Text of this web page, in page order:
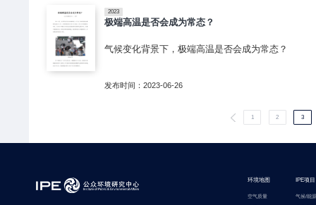
2023
极端高温是否会成为常态？
气候变化背景下，极端高温是否会成为常态？
发布时间：2023-06-26
1 2 3
环境地图
空气质量
IPE项目
气候/能源